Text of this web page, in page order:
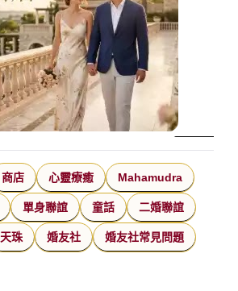
商店 心靈療癒 Mahamudra
單身聯誼 童話 二婚聯誼
天珠 婚友社 婚友社常見問題